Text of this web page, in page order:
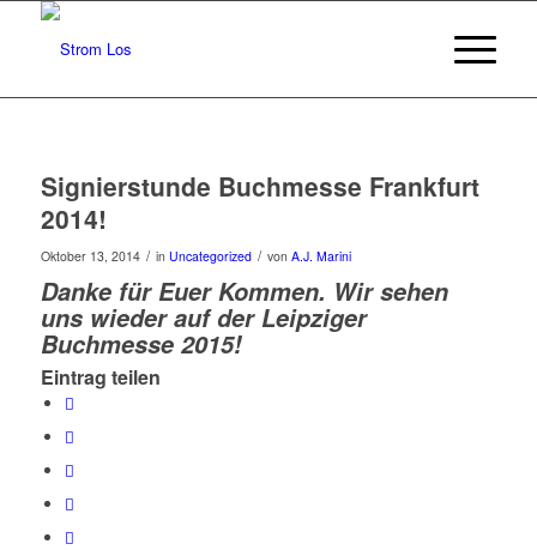
Signierstunde Buchmesse Frankfurt
2014!
Oktober 13, 2014 / in Uncategorized / von A.J. Marini
Danke für Euer Kommen. Wir sehen
uns wieder auf der Leipziger
Buchmesse 2015!
Eintrag teilen